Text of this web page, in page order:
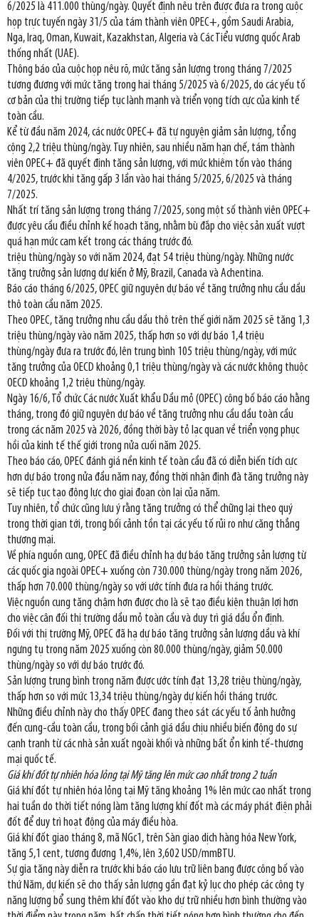
6/2025 là 411.000 thùng/ngày. Quyết định nêu trên được đưa ra trong cuộc
họp trực tuyến ngày 31/5 của tám thành viên OPEC+, gồm Saudi Arabia,
Nga, Iraq, Oman, Kuwait, Kazakhstan, Algeria và Các Tiểu vương quốc Arab
thống nhất (UAE).
Thông báo của cuộc họp nêu rõ, mức tăng sản lượng trong tháng 7/2025
tương đương với mức tăng trong hai tháng 5/2025 và 6/2025, do các yếu tố
cơ bản của thị trường tiếp tục lành mạnh và triển vọng tích cực của kinh tế
toàn cầu.
Kể từ đầu năm 2024, các nước OPEC+ đã tự nguyện giảm sản lượng, tổng
cộng 2,2 triệu thùng/ngày. Tuy nhiên, sau nhiều năm hạn chế, tám thành
viên OPEC+ đã quyết định tăng sản lượng, với mức khiêm tốn vào tháng
4/2025, trước khi tăng gấp 3 lần vào hai tháng 5/2025, 6/2025 và tháng
7/2025.
Nhất trí tăng sản lượng trong tháng 7/2025, song một số thành viên OPEC+
được yêu cầu điều chỉnh kế hoạch tăng, nhằm bù đắp cho việc sản xuất vượt
quá hạn mức cam kết trong các tháng trước đó.
triệu thùng/ngày so với năm 2024, đạt 54 triệu thùng/ngày. Những nước
tăng trưởng sản lượng dự kiến ở Mỹ, Brazil, Canada và Achentina.
Báo cáo tháng 6/2025, OPEC giữ nguyên dự báo về tăng trưởng nhu cầu dầu
thô toàn cầu năm 2025.
Theo OPEC, tăng trưởng nhu cầu dầu thô trên thế giới năm 2025 sẽ tăng 1,3
triệu thùng/ngày vào năm 2025, thấp hơn so với dự báo 1,4 triệu
thùng/ngày đưa ra trước đó, lên trung bình 105 triệu thùng/ngày, với mức
tăng trưởng của OECD khoảng 0,1 triệu thùng/ngày và các nước không thuộc
OECD khoảng 1,2 triệu thùng/ngày.
Ngày 16/6, Tổ chức Các nước Xuất khẩu Dầu mỏ (OPEC) công bố báo cáo hằng
tháng, trong đó giữ nguyên dự báo về tăng trưởng nhu cầu dầu toàn cầu
trong các năm 2025 và 2026, đồng thời bày tỏ lạc quan về triển vọng phục
hồi của kinh tế thế giới trong nửa cuối năm 2025.
Theo báo cáo, OPEC đánh giá nền kinh tế toàn cầu đã có diễn biến tích cực
hơn dự báo trong nửa đầu năm nay, đồng thời nhận định đà tăng trưởng này
sẽ tiếp tục tạo động lực cho giai đoạn còn lại của năm.
Tuy nhiên, tổ chức cũng lưu ý rằng tăng trưởng có thể chững lại theo quý
trong thời gian tới, trong bối cảnh tồn tại các yếu tố rủi ro như căng thẳng
thương mại.
Về phía nguồn cung, OPEC đã điều chỉnh hạ dự báo tăng trưởng sản lượng từ
các quốc gia ngoài OPEC+ xuống còn 730.000 thùng/ngày trong năm 2026,
thấp hơn 70.000 thùng/ngày so với ước tính đưa ra hồi tháng trước.
Việc nguồn cung tăng chậm hơn được cho là sẽ tạo điều kiện thuận lợi hơn
cho việc cân đối thị trường dầu mỏ toàn cầu và duy trì giá dầu ổn định.
Đối với thị trường Mỹ, OPEC đã hạ dự báo tăng trưởng sản lượng dầu và khí
ngưng tụ trong năm 2025 xuống còn 80.000 thùng/ngày, giảm 50.000
thùng/ngày so với dự báo trước đó.
Sản lượng trung bình trong năm được ước tính đạt 13,28 triệu thùng/ngày,
thấp hơn so với mức 13,34 triệu thùng/ngày dự kiến hồi tháng trước.
Những điều chỉnh này cho thấy OPEC đang theo sát các yếu tố ảnh hưởng
đến cung-cầu toàn cầu, trong bối cảnh giá dầu chịu nhiều biến động do sự
cạnh tranh từ các nhà sản xuất ngoài khối và những bất ổn kinh tế-thương
mại quốc tế.
Giá khí đốt tự nhiên hóa lỏng tại Mỹ tăng lên mức cao nhất trong 2 tuần
Giá khí đốt tự nhiên hóa lỏng tại Mỹ tăng khoảng 1% lên mức cao nhất trong
hai tuần do thời tiết nóng làm tăng lượng khí đốt mà các máy phát điện phải
đốt để duy trì hoạt động của máy điều hòa.
Giá khí đốt giao tháng 8, mã NGc1, trên Sàn giao dịch hàng hóa New York,
tăng 5,1 cent, tương đương 1,4%, lên 3,602 USD/mmBTU.
Sự gia tăng này diễn ra trước khi báo cáo lưu trữ liên bang được công bố vào
thứ Năm, dự kiến sẽ cho thấy sản lượng gần đạt kỷ lục cho phép các công ty
năng lượng bổ sung thêm khí đốt vào kho dự trữ nhiều hơn bình thường vào